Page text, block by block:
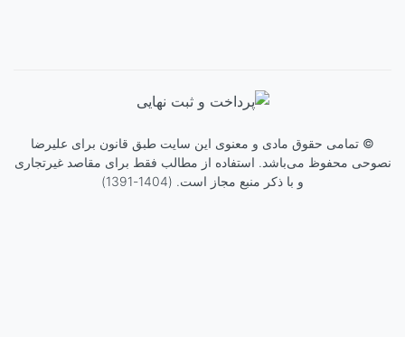
© تمامی حقوق مادی و معنوی این سایت طبق قانون برای علیرضا
نصوحی محفوظ می‌باشد. استفاده از مطالب فقط برای مقاصد غیرتجاری
و با ذکر منبع مجاز است. (1404-1391)